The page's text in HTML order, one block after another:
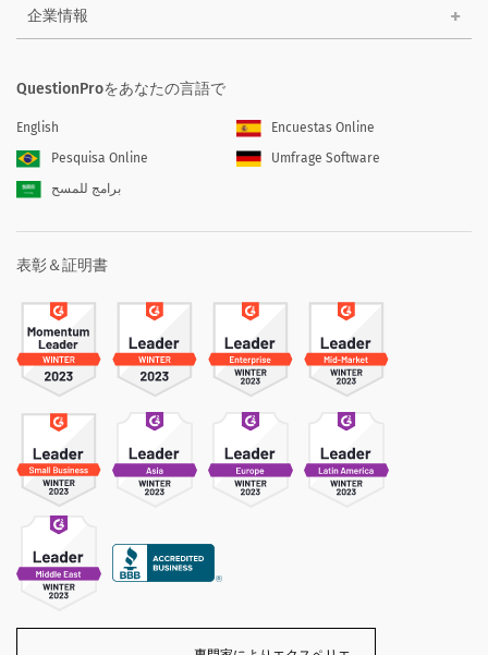
企業情報
QuestionProをあなたの言語で
English
Encuestas Online
Pesquisa Online
Umfrage Software
برامج للمسح
表彰＆証明書